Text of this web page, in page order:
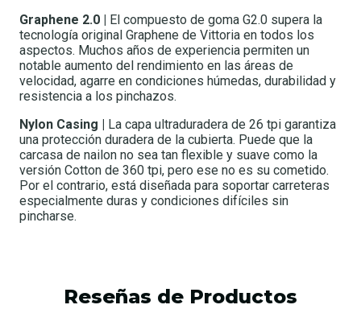
Graphene 2.0 | El compuesto de goma G2.0 supera la
tecnología original Graphene de Vittoria en todos los
aspectos. Muchos años de experiencia permiten un
notable aumento del rendimiento en las áreas de
velocidad, agarre en condiciones húmedas, durabilidad y
resistencia a los pinchazos.
Nylon Casing | La capa ultraduradera de 26 tpi garantiza
una protección duradera de la cubierta. Puede que la
carcasa de nailon no sea tan flexible y suave como la
versión Cotton de 360 tpi, pero ese no es su cometido.
Por el contrario, está diseñada para soportar carreteras
especialmente duras y condiciones difíciles sin
pincharse.
Reseñas de Productos